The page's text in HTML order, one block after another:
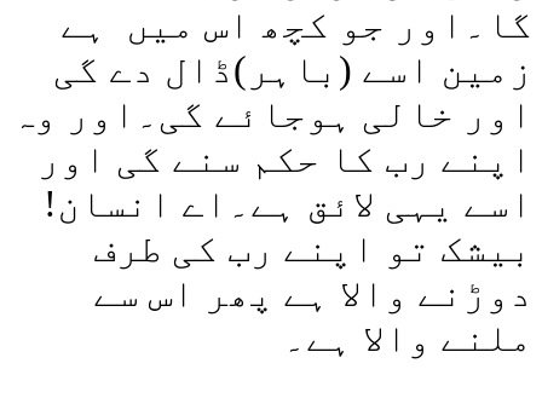
اَلْعٰدِيٰت
اَلْقَارِعَة
اَلتَّكَاثُر
اَلْعَصْر
اَلْفِيْل
قُـرَيْش
اَلْمَاعُوْن
اَلْـكَوْثَر
اَلْكَافِرُوْن
اَلنَّصْر
اَللَّھَب
اَلْاِخْلَاص
اَلنَّاس
گا۔اور جو کچھ اس میں
ہے
زمین اسے (باہر)ڈال دے گی
اور خالی ہوجائے گی۔اور وہ
اپنے رب کا حکم سنے گی اور
اسے یہی لائق ہے۔اے انسان!
بیشک تو اپنے رب کی طرف
دوڑنے والا ہے پھر اس سے
ملنے والا ہے۔